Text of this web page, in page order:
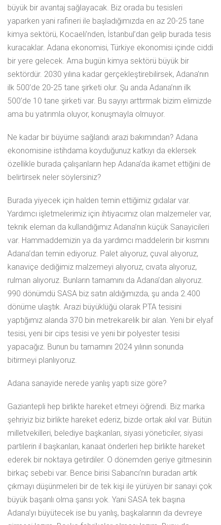
büyük bir avantaj sağlayacak. Biz orada bu tesisleri
yaparken yani rafineri ile başladığımızda en az 20-25 tane
kimya sektörü, Kocaeli’nden, İstanbul’dan gelip burada tesis
kuracaklar. Adana ekonomisi, Türkiye ekonomisi içinde ciddi
bir yere gelecek. Ama bugün kimya sektörü büyük bir
sektördür. 2030 yılına kadar gerçekleştirebilirsek, Adana’nın
ilk 500’de 20-25 tane şirketi olur. Şu anda Adana’nın ilk
500’de 10 tane şirketi var. Bu sayıyı arttırmak bizim elimizde
ama bu yatırımla oluyor, konuşmayla olmuyor.
Ne kadar bir büyüme sağlandı arazi bakımından? Adana
ekonomisine istihdama koyduğunuz katkıyı da eklersek
özellikle burada çalışanların hep Adana’da ikamet ettiğini de
belirtirsek neler söylersiniz?
Burada yiyecek için halden temin ettiğimiz gıdalar var.
Yardımcı işletmelerimiz için ihtiyacımız olan malzemeler var,
teknik eleman da kullandığımız Adana’nın küçük Sanayicileri
var. Hammaddemizin ya da yardımcı maddelerin bir kısmını
Adana’dan temin ediyoruz. Palet alıyoruz, çuval alıyoruz,
kanaviçe dediğimiz malzemeyi alıyoruz, cıvata alıyoruz,
rulman alıyoruz. Bunların tamamını da Adana’dan alıyoruz.
990 dönümdü SASA biz satın aldığımızda, şu anda 2.400
dönüme ulaştık. Arazi büyüklüğü olarak PTA tesisini
yaptığımız alanda 370 bin metrekarelik bir alan. Yeni bir elyaf
tesisi, yeni bir cips tesisi ve yeni bir polyester tesisi
yapacağız. Bunun bu tamamını 2024 yılının sonunda
bitirmeyi planlıyoruz.
Adana sanayide nerede yanlış yaptı size göre?
Gaziantepli hep birlikte hareket etmeyi öğrendi. Biz marka
şehriyiz biz birlikte hareket ederiz, bizde ortak akıl var. Bütün
milletvekilleri, belediye başkanları, siyasi yöneticiler, siyasi
partilerin il başkanları, kanaat önderleri hep birlikte hareket
ederek bir noktaya getirdiler. O dönemden geriye gitmesinin
birkaç sebebi var. Bence birisi Sabancı’nın buradan artık
çıkmayı düşünmeleri bir de tek kişi ile yürüyen bir sanayi çok
büyük başarılı olma şansı yok. Yani SASA tek başına
Adana’yı büyütecek ise bu yanlış, başkalarının da devreye